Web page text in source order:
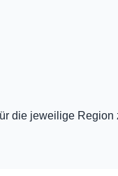
die jeweilige Region